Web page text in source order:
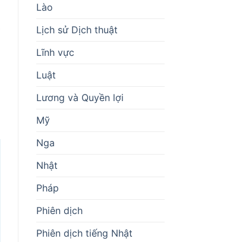
Lào
Lịch sử Dịch thuật
Lĩnh vực
Luật
Lương và Quyền lợi
Mỹ
Nga
Nhật
Pháp
Phiên dịch
Phiên dịch tiếng Nhật